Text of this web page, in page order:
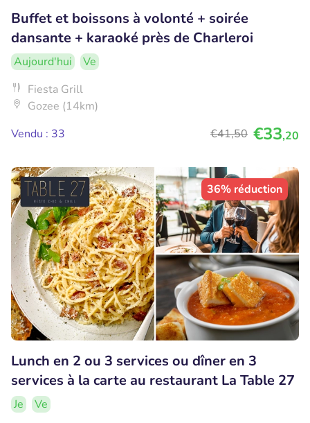
Buffet et boissons à volonté + soirée
dansante + karaoké près de Charleroi
Aujourd'hui
Ve
Fiesta Grill
Gozee (14km)
Vendu : 33
€41,50 €33,20
36% réduction
Lunch en 2 ou 3 services ou dîner en 3
services à la carte au restaurant La Table 27
Je
Ve